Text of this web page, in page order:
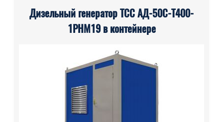
Дизельный генератор ТСС АД-50С-Т400-
1РНМ19 в контейнере